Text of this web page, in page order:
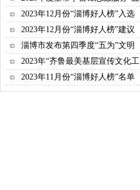
2023年12月份“淄博好人榜”入选
2023年12月份“淄博好人榜”建议
淄博市发布第四季度“五为”文明
2023年“齐鲁最美基层宣传文化工
2023年11月份“淄博好人榜”名单